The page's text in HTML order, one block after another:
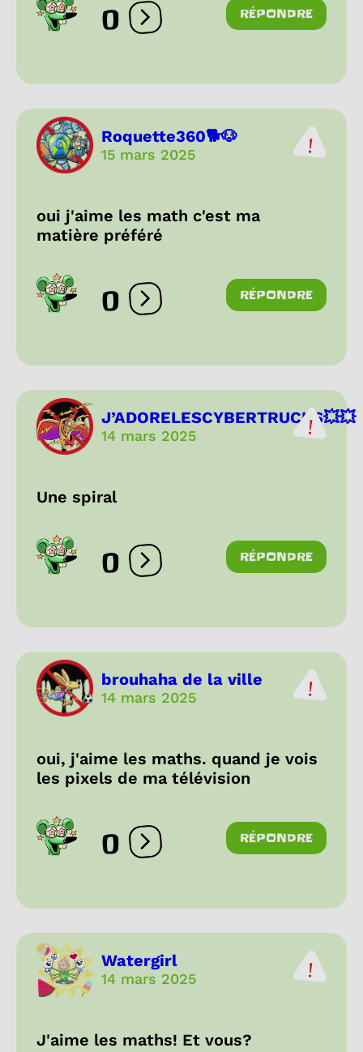
0 Ouvrir les réactions
RÉPONDRE
Roquette360🐕🐶
15 mars 2025
oui j'aime les math c'est ma
matière préféré
0 Ouvrir les réactions
RÉPONDRE
J’ADORELESCYBERTRUCKS💥💥
14 mars 2025
Une spiral
0 Ouvrir les réactions
RÉPONDRE
brouhaha de la ville
14 mars 2025
oui, j'aime les maths. quand je vois
les pixels de ma télévision
0 Ouvrir les réactions
RÉPONDRE
Watergirl
14 mars 2025
J'aime les maths! Et vous?